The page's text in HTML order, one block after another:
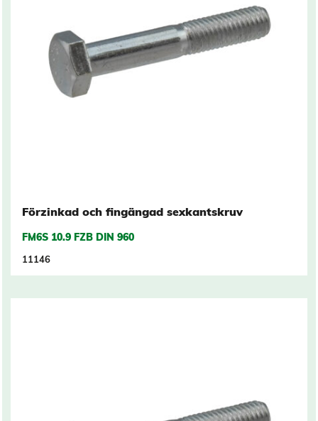
Förzinkad och fingängad sexkantskruv
FM6S 10.9 FZB DIN 960
11146